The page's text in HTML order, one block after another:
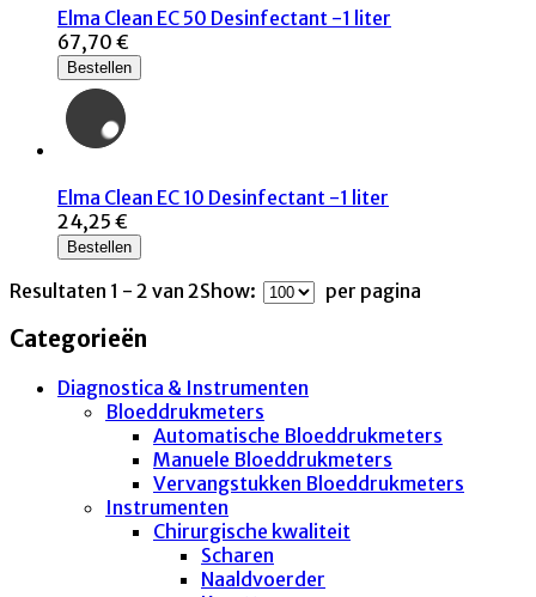
Elma Clean EC 50 Desinfectant -1 liter
67,70 €
Bestellen
Elma Clean EC 10 Desinfectant -1 liter
24,25 €
Bestellen
Resultaten 1 - 2 van 2Show: per pagina
Categorieën
Diagnostica & Instrumenten
Bloeddrukmeters
Automatische Bloeddrukmeters
Manuele Bloeddrukmeters
Vervangstukken Bloeddrukmeters
Instrumenten
Chirurgische kwaliteit
Scharen
Naaldvoerder